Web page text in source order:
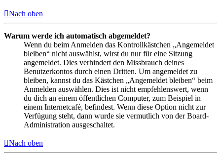
Nach oben
Warum werde ich automatisch abgemeldet?
Wenn du beim Anmelden das Kontrollkästchen „Angemeldet
bleiben“ nicht auswählst, wirst du nur für eine Sitzung
angemeldet. Dies verhindert den Missbrauch deines
Benutzerkontos durch einen Dritten. Um angemeldet zu
bleiben, kannst du das Kästchen „Angemeldet bleiben“ beim
Anmelden auswählen. Dies ist nicht empfehlenswert, wenn
du dich an einem öffentlichen Computer, zum Beispiel in
einem Internetcafé, befindest. Wenn diese Option nicht zur
Verfügung steht, dann wurde sie vermutlich von der Board-
Administration ausgeschaltet.
Nach oben